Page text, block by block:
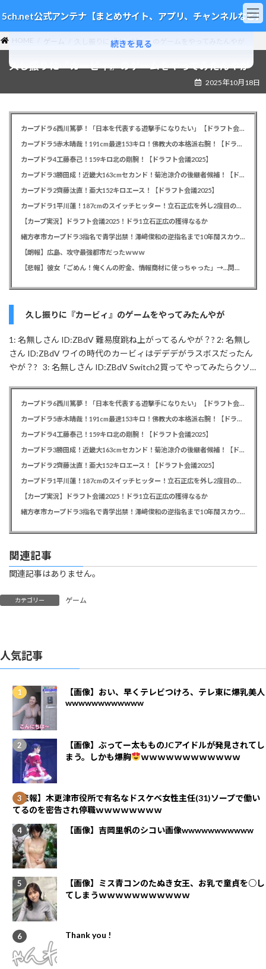
ン
テ
ン
ツ
ビ
ゲ
ー
シ
5ch.net公式アンテナ【まとめサイト、アプリ、チャンネルなど】
ゲーム 久し振りに『カービィ』のゲームをやってみたんやが
久し振りに『カービィ』のゲームをやってみたんやが
2025年10月18日
カープドラ6西川篤夢！「日本を代表する遊撃手になりたい」【ドラフト会議2025】
カープドラ5赤木晴哉！191cm最速153キロ！佛教大の本格派右腕！【ドラフト会議2025】
カープドラ4工藤泰己！159キロ北の剛腕！【ドラフト会議2025】
カープドラ3勝田成！近畿大163cmセカンド！菊池涼介の後継者候補！【ドラフト会議2025】
カープドラ2齊藤汰直！亜大152キロエース！【ドラフト会議2025】
カープドラ1平川蓮！187cmのスイッチヒッター！立石正広を外し2度目の重複も新井監督がクジを引き当てる！【ドラフト会議2025】
【カープ実況】ドラフト会議2025！ドラ1立石正広の獲得なるか
緒方孝市カープドラ3指名で青学出禁！澤﨑俊和の逆指名まで10年間スカウト出禁
【朗報】広島、攻守最強都市だったｗｗｗ
【悲報】彼女「ごめん！俺くんの貯金、情報商材に使っちゃった」→…問い詰めたらギャン泣きされたんだが俺が悪いのか？
久し振りに『カービィ』のゲームをやってみたんやが
1: 名無しさん ID:ZBdV 難易度跳ね上がってるんやが？? 2: 名無し
さん ID:ZBdV ワイの時代のカービィはデデデがラスボスだったん
やが？? 3: 名無しさん ID:ZBdV Switch2買ってやってみたらクソ…
続きを見る
カープドラ6西川篤夢！「日本を代表する遊撃手になりたい」【ドラフト会議2025】
カープドラ5赤木晴哉！191cm最速153キロ！佛教大の本格派右腕！【ドラフト会議2025】
カープドラ4工藤泰己！159キロ北の剛腕！【ドラフト会議2025】
カープドラ3勝田成！近畿大163cmセカンド！菊池涼介の後継者候補！【ドラフト会議2025】
カープドラ2齊藤汰直！亜大152キロエース！【ドラフト会議2025】
カープドラ1平川蓮！187cmのスイッチヒッター！立石正広を外し2度目の重複も新井監督がクジを引き当てる！【ドラフト会議2025】
【カープ実況】ドラフト会議2025！ドラ1立石正広の獲得なるか
緒方孝市カープドラ3指名で青学出禁！澤﨑俊和の逆指名まで10年間スカウト出禁
関連記事
関連記事はありません。
カテゴリー ゲーム
人気記事
【画像】おい、早くテレビつけろ、テレ東に爆乳美人
wwwwwwwwwwww
【画像】ぶってー太もものJCアイドルが発見されてし
まう。しかも爆胸
ｗｗｗｗｗｗｗｗｗｗｗｗ
【悲報】木更津市役所で有名なドスケベ女性主任(31)ソープで働い
てるのを密告され停職ｗｗｗｗｗｗｗｗ
【画像】吉岡里帆のシコい画像wwwwwwwwwww
【画像】ミス青コンのたぬき女王、お乳で童貞を○し
てしまうｗｗｗｗｗｗｗｗｗｗｗ
Thank you !